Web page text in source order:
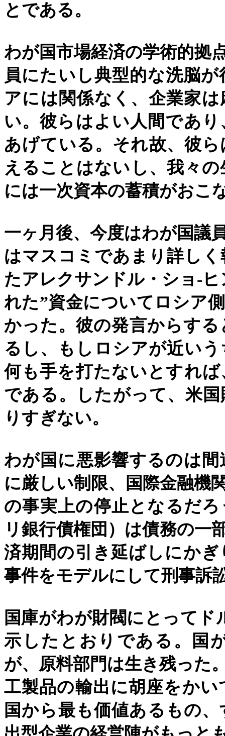
とである。
わが国市場経済の学術的拠
員にたいし典型的な洗脳
アには関係なく、企業家
い。彼らはよい人間であ
あげている。それ故、彼
えることはないし、我々
には一次資本の蓄積がおこ
一ヶ月後、今度はわが国議
はマスコミであまり詳し
たアレクサンドル・ショ -
れた”資金についてロシア
かった。彼の発言からす
るし、もしロシアが近い
何も手を打たないとすれ
である。したがって、米
りすぎない。
わが国に悪影響するのは
に厳しい制限、国際金融機
の事実上の停止となるだ
リ銀行債権団）は債務の一
済期間の引き延ばしにか
事件をモデルにして刑事訴
国庫がわが財閥にとって
示したとおりである。国
が、原料部門は生き残った
工製品の輸出に胡座をか
国から最も価値あるもの